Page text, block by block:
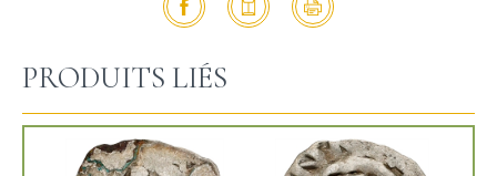
PRODUITS LIÉS